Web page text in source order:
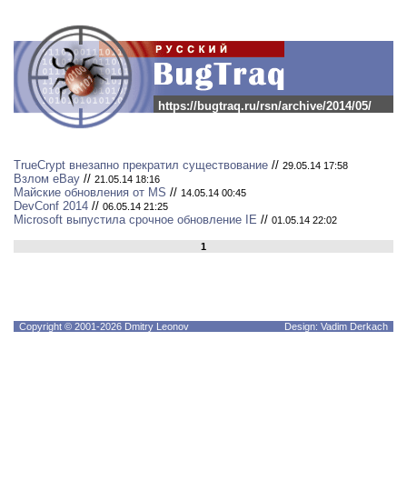
https://bugtraq.ru/rsn/archive/2014/05/
TrueCrypt внезапно прекратил существование // 29.05.14 17:58
Взлом eBay // 21.05.14 18:16
Майские обновления от MS // 14.05.14 00:45
DevConf 2014 // 06.05.14 21:25
Microsoft выпустила срочное обновление IE // 01.05.14 22:02
1
Copyright © 2001-2026 Dmitry Leonov Design: Vadim Derkach